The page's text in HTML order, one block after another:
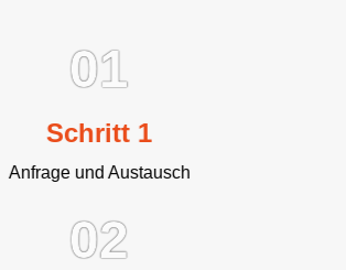
01
Schritt 1
Anfrage und Austausch
02